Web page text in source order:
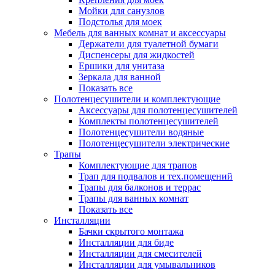
Мойки для санузлов
Подстолья для моек
Мебель для ванных комнат и аксессуары
Держатели для туалетной бумаги
Диспенсеры для жидкостей
Ершики для унитаза
Зеркала для ванной
Показать все
Полотенцесушители и комплектующие
Аксессуары для полотенцесушителей
Комплекты полотенцесушителей
Полотенцесушители водяные
Полотенцесушители электрические
Трапы
Комплектующие для трапов
Трап для подвалов и тех.помещений
Трапы для балконов и террас
Трапы для ванных комнат
Показать все
Инсталляции
Бачки скрытого монтажа
Инсталляции для биде
Инсталляции для смесителей
Инсталляции для умывальников